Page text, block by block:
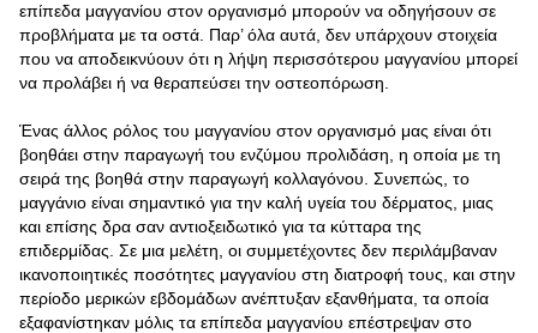
επίπεδα μαγγανίου στον οργανισμό μπορούν να οδηγήσουν σε
προβλήματα με τα οστά. Παρ’ όλα αυτά, δεν υπάρχουν στοιχεία
που να αποδεικνύουν ότι η λήψη περισσότερου μαγγανίου μπορεί
να προλάβει ή να θεραπεύσει την οστεοπόρωση.
Ένας άλλος ρόλος του μαγγανίου στον οργανισμό μας είναι ότι
βοηθάει στην παραγωγή του ενζύμου προλιδάση, η οποία με τη
σειρά της βοηθά στην παραγωγή κολλαγόνου. Συνεπώς, το
μαγγάνιο είναι σημαντικό για την καλή υγεία του δέρματος, μιας
και επίσης δρα σαν αντιοξειδωτικό για τα κύτταρα της
επιδερμίδας. Σε μια μελέτη, οι συμμετέχοντες δεν περιλάμβαναν
ικανοποιητικές ποσότητες μαγγανίου στη διατροφή τους, και στην
περίοδο μερικών εβδομάδων ανέπτυξαν εξανθήματα, τα οποία
εξαφανίστηκαν μόλις τα επίπεδα μαγγανίου επέστρεψαν στο